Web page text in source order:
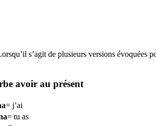
s’agit de plusieurs versions évoquées
avoir au présent
= j’ai
= tu as